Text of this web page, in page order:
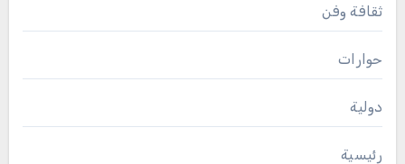
ثقافة وفن
حوارات
دولية
رئيسية